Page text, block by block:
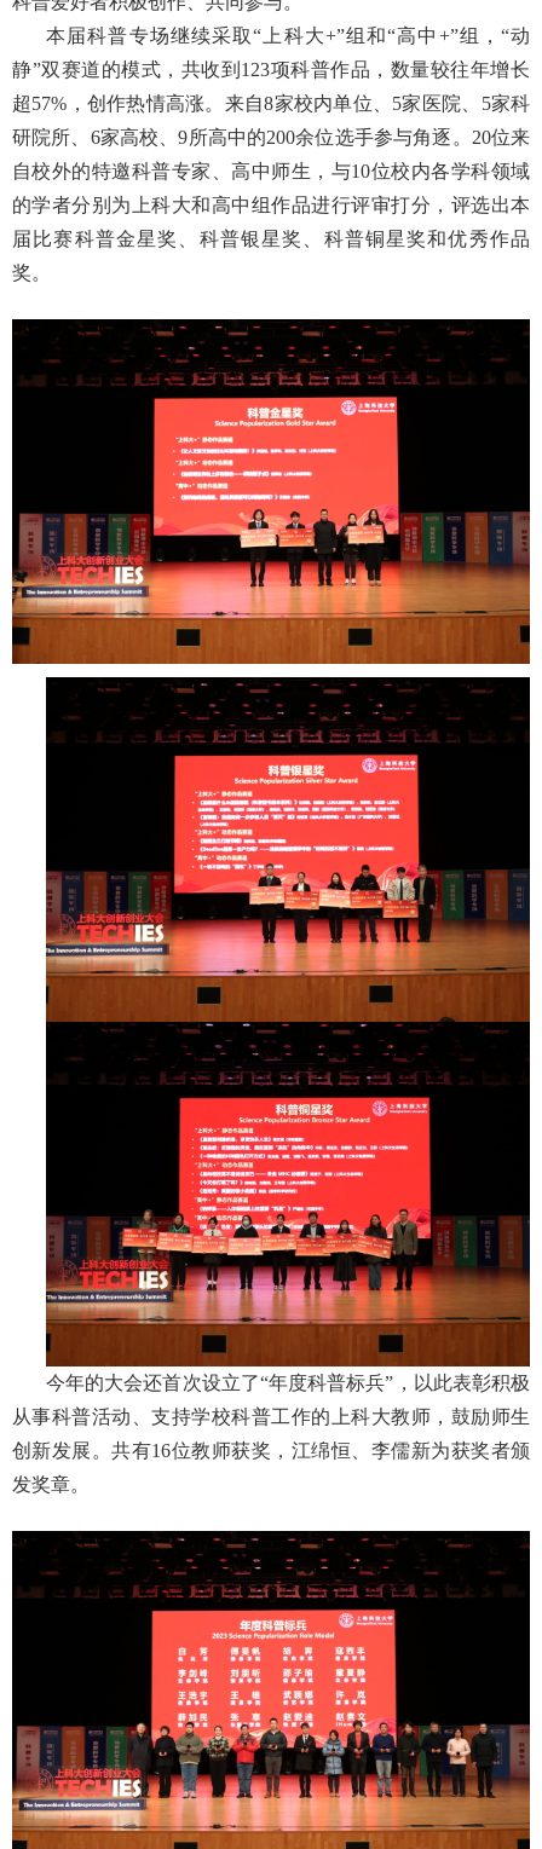
本届科普专场继续采取“上科大+”组和“高中 +”组，“动
静”双赛道的模式，共收到 123项科普作品，数量较往年增长
超57% ，创作热情高涨。来自8家校内单位、 5家医院、 5家科
研院所、 6家高校、9所高中的200余位选手参与角逐。 20位来
自校外的特邀科普专家、高中师生，与10位校内各学科领域
的学者分别为上科大和高中组作品进行评审打分，评选出本
届比赛科普金星奖、科普银星奖、科普铜星奖和优秀作品
奖。
今年的大会还首次设立了“年度科普标兵”，以此表彰积极
从事科普活动、支持学校科普工作的上科大教师，鼓励师生
创新发展。共有16位教师获奖，江绵恒、李儒新为获奖者颁
发奖章。